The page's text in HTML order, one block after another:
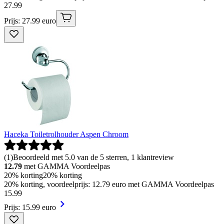
27.99
Prijs: 27.99 euro
Haceka Toiletrolhouder Aspen Chroom
(1)Beoordeeld met 5.0 van de 5 sterren, 1 klantreview
12.79 met GAMMA Voordeelpas
20% korting20% korting
20% korting, voordeelprijs: 12.79 euro met GAMMA Voordeelpas
15.99
Prijs: 15.99 euro